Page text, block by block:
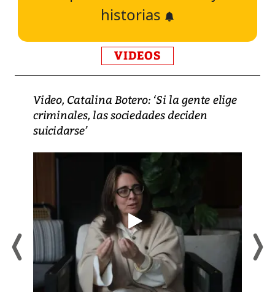
historias
VIDEOS
Video, Catalina Botero: ‘Si la gente elige
criminales, las sociedades deciden
suicidarse’